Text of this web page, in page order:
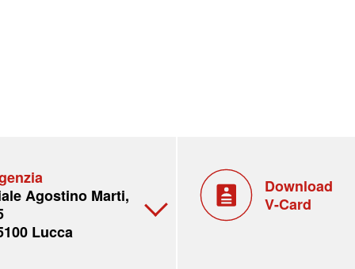
Agostino Marti,
Lucca
Download
V-Card